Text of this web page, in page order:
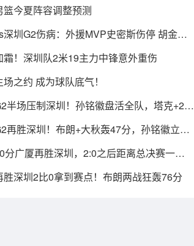
篮今夏阵容调整预测
深圳G2伤病：外援MVP史密斯伤停 胡金秋
霜！深圳队2米19主力中锋意外重伤
之约 成为球队底气！
半场压制深圳！孙铭徽盘活全队，塔克+2首
再胜深圳！布朗+大秋轰47分，孙铭徽立竿
分广厦再胜深圳，2:0之后距离总决赛一步
胜深圳2比0拿到赛点！布朗两战狂轰76分